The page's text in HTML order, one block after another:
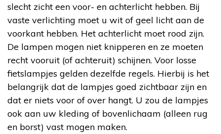
slecht zicht een voor- en achterlicht hebben. Bij
vaste verlichting moet u wit of geel licht aan de
voorkant hebben. Het achterlicht moet rood zijn.
De lampen mogen niet knipperen en ze moeten
recht vooruit (of achteruit) schijnen. Voor losse
fietslampjes gelden dezelfde regels. Hierbij is het
belangrijk dat de lampjes goed zichtbaar zijn en
dat er niets voor of over hangt. U zou de lampjes
ook aan uw kleding of bovenlichaam (alleen rug
en borst) vast mogen maken.